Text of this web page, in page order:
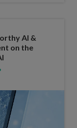
AI &
on the